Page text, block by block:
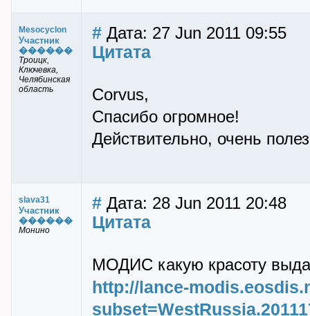
Mesocyclon
Участник
������
Троицк,
Ключевка,
Челябинская
область
# Дата: 27 Jun 2011 09:55
Цитата
Corvus,
Спасибо огромное!
Действительно, очень
slava31
Участник
������
Монино
# Дата: 28 Jun 2011 20:48
Цитата
МОДИС какую красоту
http://lance-